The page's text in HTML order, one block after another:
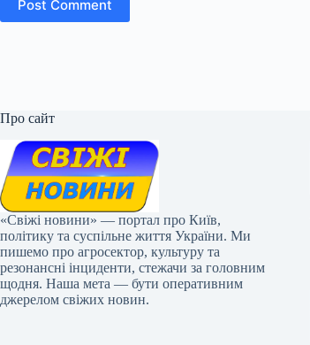
Post Comment
Про сайт
«Свіжі новини» — портал про Київ,
політику та суспільне життя України. Ми
пишемо про агросектор, культуру та
резонансні інциденти, стежачи за головним
щодня. Наша мета — бути оперативним
джерелом свіжих новин.